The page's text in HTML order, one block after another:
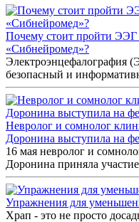
Почему стоит пройти
«Сибнейромед»?
Электроэнцефалография
безопасный и
Невролог и сомнолог
Доронина выступила на
16 мая невролог и
Доронина приняла участие
Упражнения для
Храп - это не просто